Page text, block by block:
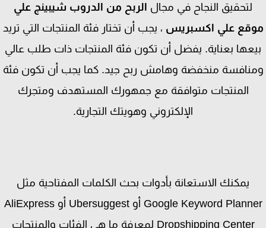
لتحقيق النجاح في مجال الربح من الدروب شيبينج علي
علي اكسبريس، يجب أن تختار فئة المنتجات التي تريد
بعناية. يفضل أن تكون فئة المنتجات ذات طلب عالي
منخفضة وهامش ربح جيد. كما يجب أن تكون فئة
المنتجات متوافقة مع جمهورك المستهدف ومتجرك
الإلكتروني وهويتك التجارية.
يمكنك الاستعانة بأدوات بحث الكلمات المفتاحية مثل
Google Keyword Planner أو Ubersuggest أو AliExpress
Dropshipping Center لمعرفة ما هي الفئات والمنتجات